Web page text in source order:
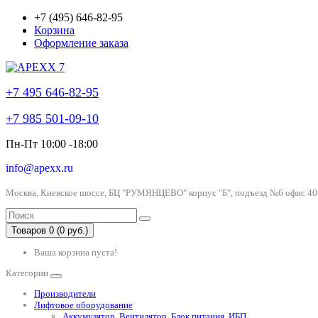
+7 (495) 646-82-95
Корзина
Оформление заказа
+7 495 646-82-95
+7 985 501-09-10
Пн-Пт 10:00 -18:00
info@apexx.ru
Москва, Киевское шоссе, БЦ "РУМЯНЦЕВО" корпус "Б", подъезд №6 офис
Товаров 0 (0 руб.)
Ваша корзина пуста!
Категории
Производители
Лифтовое оборудование